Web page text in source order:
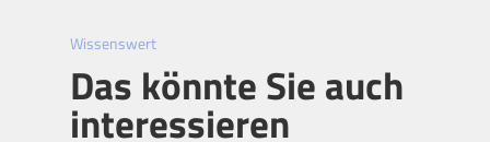
Wissenswert
Das könnte Sie auch
interessieren